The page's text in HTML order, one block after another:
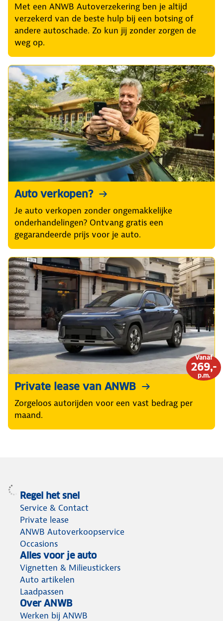
Met een ANWB Autoverzekering ben je altijd
verzekerd van de beste hulp bij een botsing of
andere autoschade. Zo kun jij zonder zorgen de
weg op.
Auto verkopen?
Je auto verkopen zonder ongemakkelijke
onderhandelingen? Ontvang gratis een
gegarandeerde prijs voor je auto.
Vanaf
269,-
p.m.
Private lease van ANWB
Zorgeloos autorijden voor een vast bedrag per
maand.
Regel het snel
Service & Contact
Private lease
ANWB Autoverkoopservice
Occasions
Alles voor je auto
Vignetten & Milieustickers
Auto artikelen
Laadpassen
Over ANWB
Werken bij ANWB